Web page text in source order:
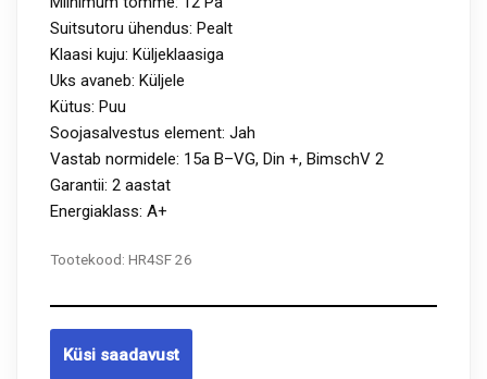
Suitsutoru ühendus: Pealt
Klaasi kuju: Küljeklaasiga
Uks avaneb: Küljele
Kütus: Puu
Soojasalvestus element: Jah
Vastab normidele: 15a B–VG, Din +, BimschV 2
Garantii: 2 aastat
Energiaklass: A+
Tootekood: HR4SF 26
Küsi saadavust